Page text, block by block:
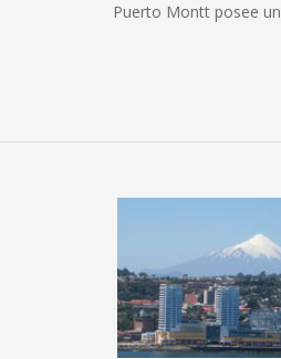
Puerto Montt posee un